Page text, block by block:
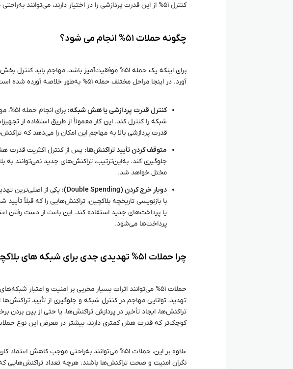
کنترل ۵۱% از این قدرت پردازشی را در اختیار دارند، می‌توانند به‌راحتی پروسه استخراج را دستکاری کنند.
چگونه حملات ۵۱% انجام می‌ شود؟
برای اینکه یک حمله ۵۱% موفقیت‌آمیز باشد، مهاجم
آورد. در اینجا مراحل مختلف حمله ۵۱% به‌طور خلاصه آورده شده است:
کنترل قدرت پردازشی یا هش شبکه:
شبکه را کنترل کند. این کار معمولاً از طریق استفاده از
قدرت پردازشی بالا به مهاجم این امکان را می‌دهد که
متوقف کردن تأیید تراکنش‌ها: پس از کنترل اکثریت قدرت
جلوگیری کند. به‌این‌ترتیب، تراکنش‌های جدید نمی‌توانند به
مختل خواهد شد.
دوبار خرج کردن (Double Spending):
با بازنویسی تاریخچه بلاکچین، تراکنش‌هایی را که قبلاً تأیید
یا پرداخت‌های جدید استفاده کند. این باعث از دست رفتن
پرداخت‌ها می‌شود.
چرا حملات ۵۱% تهدیدی جدی برای شبکه‌ های بلاکچین هستند؟
حملات ۵۱% می‌توانند اثرات بسیار مخربی بر امنیت و اعتبار
تهدید، توانایی مهاجم در کنترل شبکه و جلوگیری از تأیید
تراکنش‌ها، ایجاد تأخیر در پردازش تراکنش‌ها، یا حتی از بین
کوچک‌تر که قدرت هش کمتری دارند، بیشتر در معرض این نوع حملات
علاوه بر این، حملات ۵۱% می‌توانند به‌راحتی موجب
نگران امنیت و صحت تراکنش‌ها باشند. هرچه تعداد تراکنش‌هایی